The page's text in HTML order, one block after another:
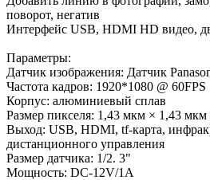
поворот, негатив
Интерфейс USB, HDMI HD видео,
Параметры:
Датчик изображения: Датчик
Частота кадров: 1920*1080 @ 60FPS
Корпус: алюминиевый сплав
Размер пикселя: 1,43 мкм × 1,43 мкм
Выход: USB, HDMI, tf-карта,
дистанционного управления
Размер датчика: 1/2. 3"
Мощность: DC-12V/1A